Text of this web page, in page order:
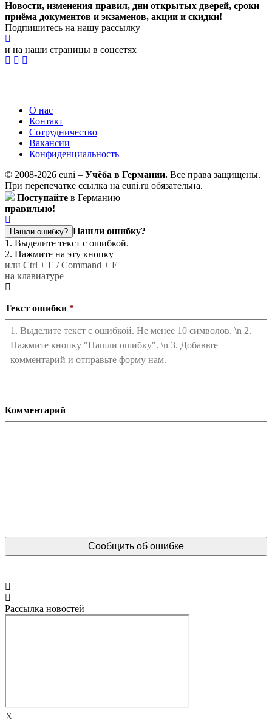
Новости, изменения правил, дни открытых дверей, сроки
приёма документов и экзаменов, акции и скидки!
Подпишитесь на нашу рассылку
и на наши страницы в соцсетях
О нас
Контакт
Сотрудничество
Вакансии
Конфиденциальность
© 2008-2026 euni – Учёба в Германии. Все права защищены.
При перепечатке ссылка на euni.ru обязательна.
Поступайте в Германию
правильно!
Нашли ошибку? Нашли ошибку?
1. Выделите текст с ошибкой.
2. Нажмите на эту кнопку
или Ctrl + E / Command + E
на клавиатуре
Текст ошибки *
Комментарий
Рассылка новостей
X